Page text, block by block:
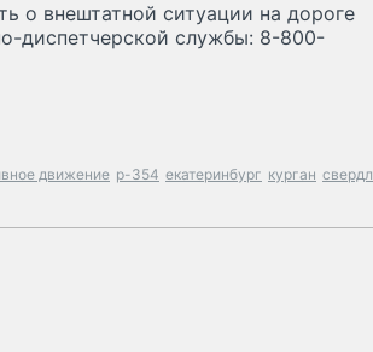
о внештатной ситуации на дороге
диспетчерской службы: 8-800-
движение р-354 екатеринбург курган